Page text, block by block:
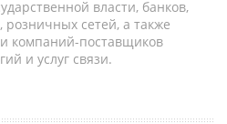
власти, банков,
сетей, а также
компаний-поставщиков
и услуг связи.